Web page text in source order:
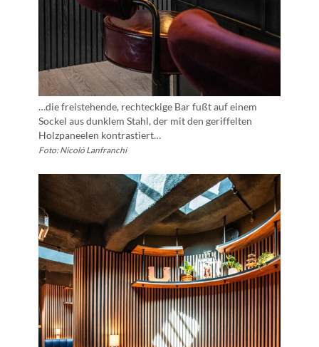
…die freistehende, rechteckige Bar fußt auf einem
Sockel aus dunklem Stahl, der mit den geriffelten
Holzpaneelen kontrastiert…
Foto: Nicoló Lanfranchi